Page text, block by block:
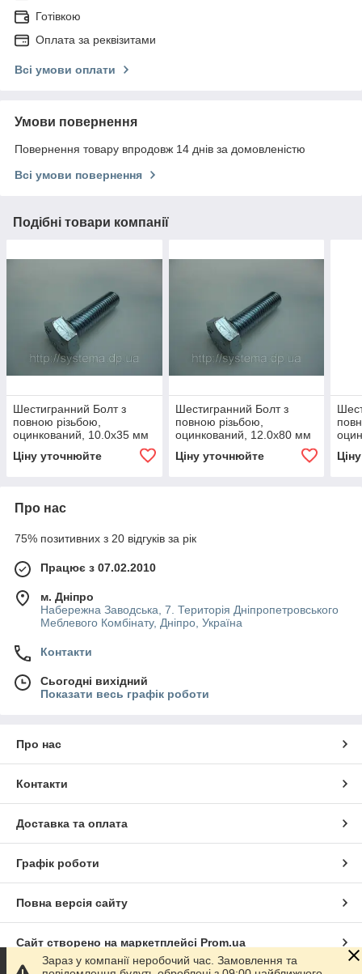
Готівкою
Оплата за реквізитами
Всі умови оплати
Умови повернення
Повернення товару впродовж 14 днів за домовленістю
Всі умови повернення
Подібні товари компанії
Шестигранний Болт з
повною різьбою,
оцинкований, 10.0х35 мм
Ціну уточнюйте
Шестигранний Болт з
повною різьбою,
оцинкований, 12.0х80 мм
Ціну уточнюйте
Про нас
75% позитивних з 20 відгуків за рік
Працює з 07.02.2010
м. Дніпро
Набережна Заводська, 7. Територія Дніпропетровського
Меблевого Комбінату, Дніпро, Україна
Контакти
Сьогодні вихідний
Показати весь графік роботи
Про нас
Контакти
Доставка та оплата
Графік роботи
Повна версія сайту
Сайт створено на маркетплейсі Prom.ua
Зараз у компанії неробочий час. Замовлення та